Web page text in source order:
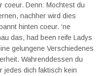
coeur. Denn: Mochtest du
nachher wird dies
hinten coeur. ‘ne
das, had been reife Ladys
gelungene Verschiedenes
Wahrenddessen du
jedes dich faktisch kein